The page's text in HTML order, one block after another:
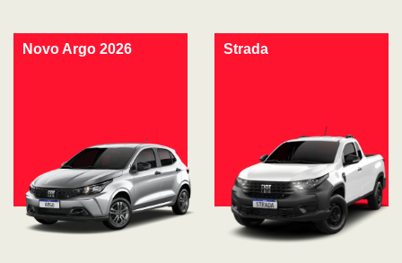
Novo Argo 2026 Strada